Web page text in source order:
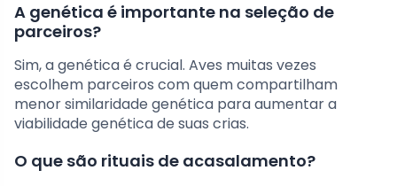
A genética é importante na seleção de
parceiros?
Sim, a genética é crucial. Aves muitas vezes
escolhem parceiros com quem compartilham
menor similaridade genética para aumentar a
viabilidade genética de suas crias.
O que são rituais de acasalamento?